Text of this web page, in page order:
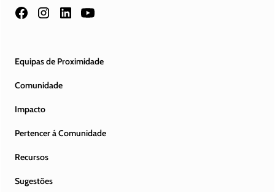
Equipas de Proximidade
Comunidade
Impacto
Pertencer á Comunidade
Recursos
Sugestões